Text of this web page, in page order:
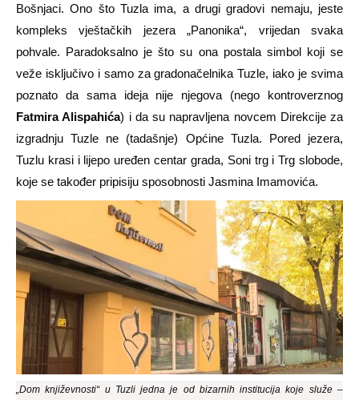
Bošnjaci. Ono što Tuzla ima, a drugi gradovi nemaju, jeste
kompleks vještačkih jezera „Panonika“, vrijedan svaka
pohvale. Paradoksalno je što su ona postala simbol koji se
veže isključivo i samo za gradonačelnika Tuzle, iako je svima
poznato da sama ideja nije njegova (nego kontroverznog
Fatmira Alispahića) i da su napravljena novcem Direkcije za
izgradnju Tuzle ne (tadašnje) Općine Tuzla. Pored jezera,
Tuzlu krasi i lijepo uređen centar grada, Soni trg i Trg slobode,
koje se također pripisiju sposobnosti Jasmina Imamovića.
„Dom književnosti“ u Tuzli jedna je od bizarnih institucija koje služe –